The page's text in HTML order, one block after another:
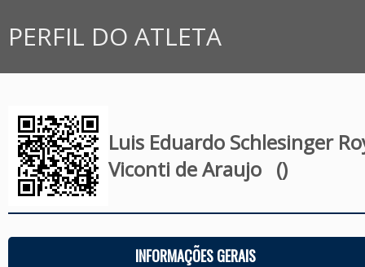
PERFIL DO ATLETA
Luis Eduardo Schlesinger
Viconti de Araujo ()
INFORMAÇÕES GERAIS